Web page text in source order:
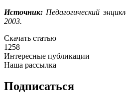
Источник: Педагогический
2003.
Скачать статью
1258
Интересные публикации
Наша рассылка
Подписаться